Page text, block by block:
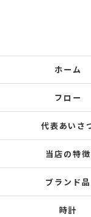
ホーム
フロー
代表あいさ
当店の特徴
ブランド品
時計